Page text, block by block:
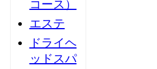
コース）
エステ
ドライヘ
ッドスパ